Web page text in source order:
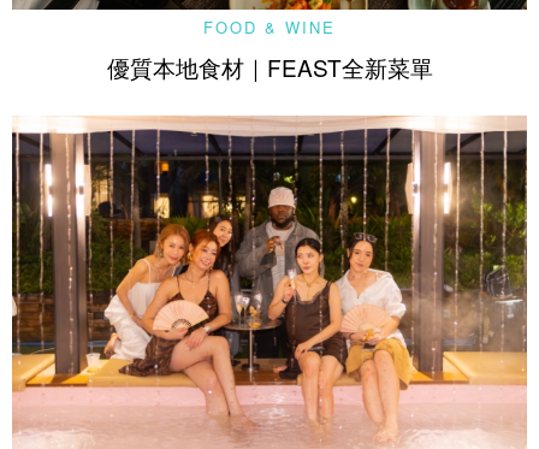
FOOD & WINE
優質本地食材｜FEAST全新菜單